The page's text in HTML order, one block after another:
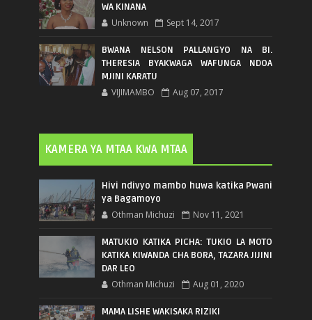
WA KINANA
Unknown Sept 14, 2017
BWANA NELSON PALLANGYO NA BI.
THERESIA BYAKWAGA WAFUNGA NDOA
MJINI KARATU
VIJIMAMBO Aug 07, 2017
KAMERA YA MTAA KWA MTAA
Hivi ndivyo mambo huwa katika Pwani
ya Bagamoyo
Othman Michuzi Nov 11, 2021
MATUKIO KATIKA PICHA: TUKIO LA MOTO
KATIKA KIWANDA CHA BORA, TAZARA JIJINI
DAR LEO
Othman Michuzi Aug 01, 2020
MAMA LISHE WAKISAKA RIZIKI